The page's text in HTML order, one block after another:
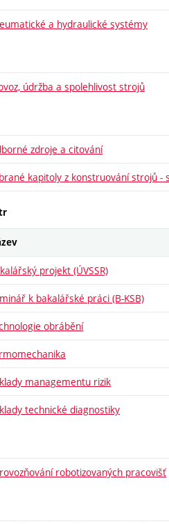
a hydraulické systémy
údržba a spolehlivost strojů
zdroje a citování
kapitoly z konstruování strojů -
projekt (ÚVSSR)
k bakalářské práci (B-KSB)
obrábění
managementu rizik
technické diagnostiky
robotizovaných pracovišť